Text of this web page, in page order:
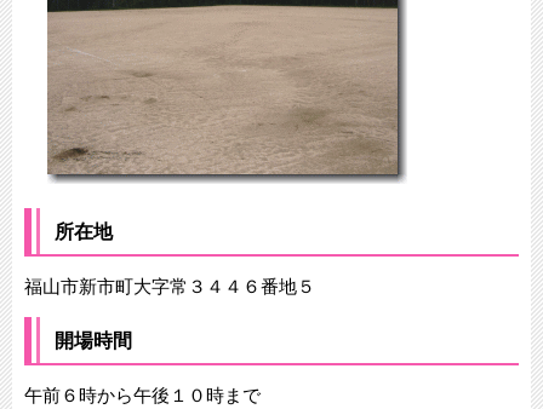
所在地
福山市新市町大字常３４４６番地５
開場時間
午前６時から午後１０時まで